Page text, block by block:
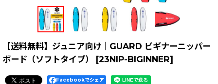
【送料無料】ジュニア向け｜GUARD ビギナーニッパー
ボード（ソフトタイプ）
[23NIP-BIGINNER]
Facebookでシェア